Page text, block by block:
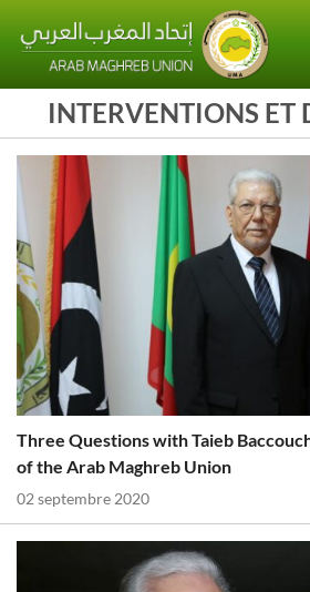
INTERVENTIONS ET
Three Questions with Taieb
of the Arab Maghreb Union
02 septembre 2020